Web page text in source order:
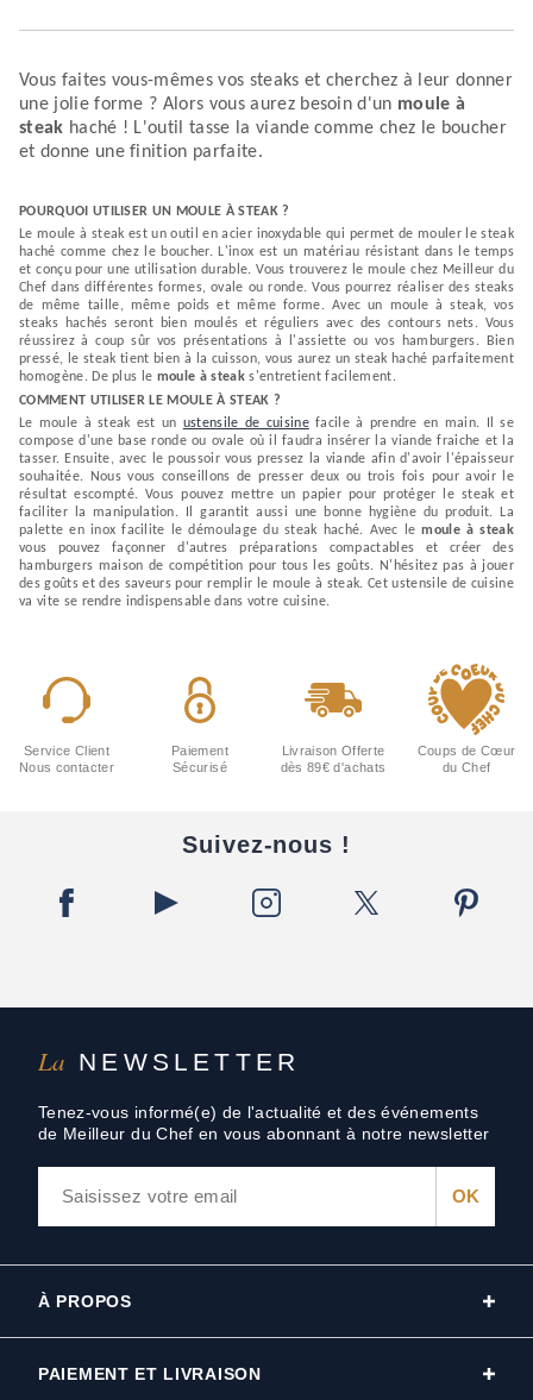
Vous faites vous-mêmes vos steaks et cherchez à leur donner
une jolie forme ? Alors vous aurez besoin d'un moule à
steak haché ! L'outil tasse la viande comme chez le boucher
et donne une finition parfaite.
POURQUOI UTILISER UN MOULE À STEAK ?
Le moule à steak est un outil en acier inoxydable qui permet de mouler le steak
haché comme chez le boucher. L'inox est un matériau résistant dans le temps
et conçu pour une utilisation durable. Vous trouverez le moule chez Meilleur du
Chef dans différentes formes, ovale ou ronde. Vous pourrez réaliser des steaks
de même taille, même poids et même forme. Avec un moule à steak, vos
steaks hachés seront bien moulés et réguliers avec des contours nets. Vous
réussirez à coup sûr vos présentations à l'assiette ou vos hamburgers. Bien
pressé, le steak tient bien à la cuisson, vous aurez un steak haché parfaitement
homogène. De plus le moule à steaks'entretient facilement.
COMMENT UTILISER LE MOULE À STEAK ?
Le moule à steak est un ustensile de cuisinefacile à prendre en main. Il se
compose d'une base ronde ou ovale où il faudra insérer la viande fraiche et la
tasser. Ensuite, avec le poussoir vous pressez la viande afin d'avoir l'épaisseur
souhaitée. Nous vous conseillons de presser deux ou trois fois pour avoir le
résultat escompté. Vous pouvez mettre un papier pour protéger le steak et
faciliter la manipulation. Il garantit aussi une bonne hygiène du produit. La
palette en inox facilite le démoulage du steak haché. Avec lemoule à steak
vous pouvez façonner d'autres préparations compactables et créer des
hamburgers maison de compétition pour tous les goûts. N'hésitez pas à jouer
des goûts et des saveurs pour remplir le moule à steak. Cet ustensile de cuisine
va vite se rendre indispensable dans votre cuisine.
La NEWSLETTER
Tenez-vous informé(e) de l'actualité et des événements
de Meilleur du Chef en vous abonnant à notre newsletter
Service Client
Nous contacter
Paiement
Sécurisé
Livraison Offerte
dès 89€ d'achats
Coups de Cœur
du Chef
Suivez-nous !
À PROPOS
PAIEMENT ET LIVRAISON